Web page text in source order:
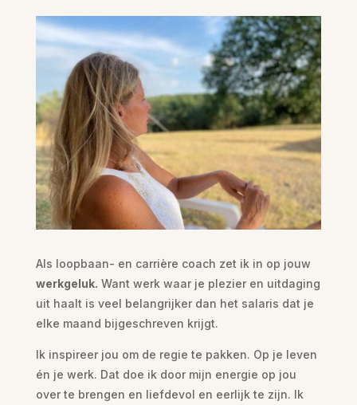
Als loopbaan- en carrière coach zet ik in op jouw
werkgeluk. Want werk waar je plezier en uitdaging
uit haalt is veel belangrijker dan het salaris dat je
elke maand bijgeschreven krijgt.
Ik inspireer jou om de regie te pakken. Op je leven
én je werk. Dat doe ik door mijn energie op jou
over te brengen en liefdevol en eerlijk te zijn. Ik